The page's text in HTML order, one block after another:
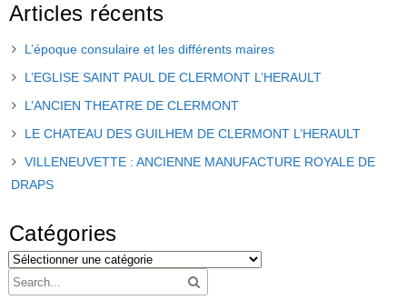
Articles récents
L’époque consulaire et les différents maires
L’EGLISE SAINT PAUL DE CLERMONT L’HERAULT
L’ANCIEN THEATRE DE CLERMONT
LE CHATEAU DES GUILHEM DE CLERMONT L’HERAULT
VILLENEUVETTE : ANCIENNE MANUFACTURE ROYALE DE
DRAPS
Catégories